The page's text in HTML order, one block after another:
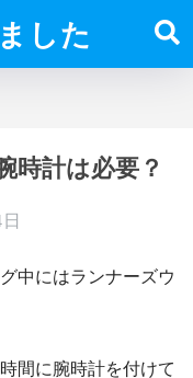
した
時計は必要？
中にはランナーズウ
間に腕時計を付けて